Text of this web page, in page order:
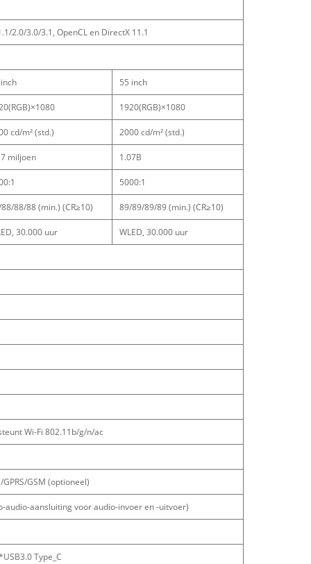
2.0/3.0/3.1, OpenCL en DirectX 11.1
55 inch
1920(RGB)×1080
cd/m² (std.) 2000 cd/m² (std.)
miljoen 1.07B
5000:1
88/88 (min.) (CR≥10) 89/89/89/89 (min.) (CR≥10)
30.000 uur WLED, 30.000 uur
Wi-Fi 802.11b/g/n/ac
GSM (optioneel)
audio-aansluiting voor audio-invoer en -uitvoer)
Type_C